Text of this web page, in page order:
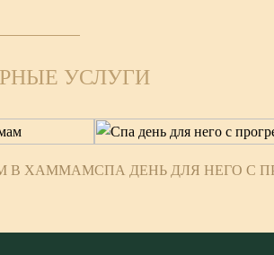
УСЛУГИ
В ХАММАМСПА ДЕНЬ ДЛЯ НЕГО С